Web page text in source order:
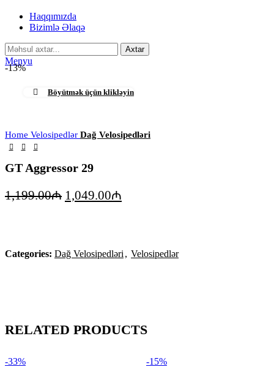
Haqqımızda
Bizimlə Əlaqə
Axtar
Menyu
-13%
Böyütmək üçün klikləyin
Home Velosipedlər Dağ Velosipedləri
GT Aggressor 29
1,199.00₼ 1,049.00₼
Categories: Dağ Velosipedləri , Velosipedlər
RELATED PRODUCTS
-33% -15%